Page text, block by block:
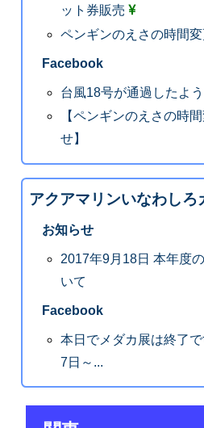
ット券販売
ペンギンのえさの時間
Facebook
台風18号が通過したよう
【ペンギンのえさの時
せ】
アクアマリンいなわしろ
お知らせ
2017年9月18日 本年度
いて
Facebook
本日でメダカ展は終了
7日～...